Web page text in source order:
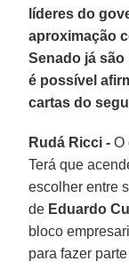
líderes do
aproximação
Senado já
é possível
cartas do
Rudá Ricci - O
Terá que
escolher entre
de Eduardo
bloco
para fazer